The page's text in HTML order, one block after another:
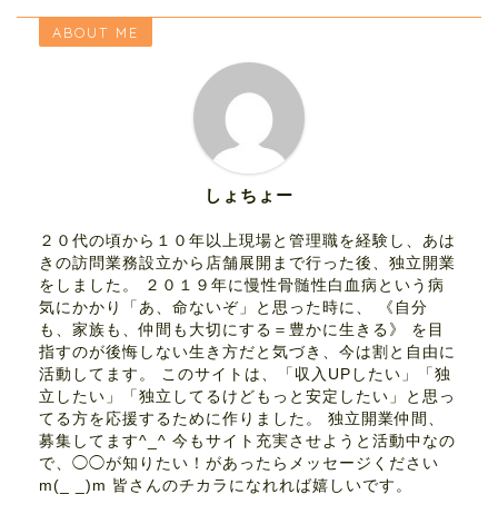
ABOUT ME
しょちょー
２０代の頃から１０年以上現場と管理職を経験し、あは
きの訪問業務設立から店舗展開まで行った後、独立開業
をしました。 ２０１９年に慢性骨髄性白血病という病
気にかかり「あ、命ないぞ」と思った時に、 《自分
も、家族も、仲間も大切にする＝豊かに生きる》 を目
指すのが後悔しない生き方だと気づき、今は割と自由に
活動してます。 このサイトは、「収入UPしたい」「独
立したい」「独立してるけどもっと安定したい」と思っ
てる方を応援するために作りました。 独立開業仲間、
募集してます^_^ 今もサイト充実させようと活動中なの
で、◯◯が知りたい！があったらメッセージください
m(_ _)m 皆さんのチカラになれれば嬉しいです。